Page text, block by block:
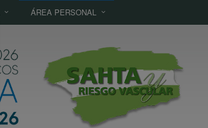
ÁREA PERSONAL